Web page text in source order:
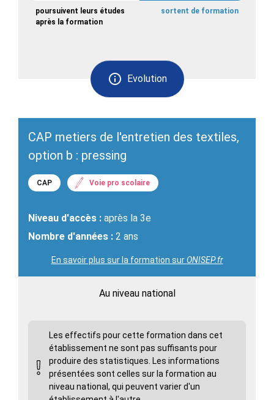
Evolution
poursuivent leurs études
après la formation
sortent de formation
CAP metiers de l'entretien des textiles,
option b : pressing
CAP Voie pro scolaire
Niveau d'accès : après la 3e
Nombre d'années : 2 ans
En savoir plus sur la formation surONISEP.fr
Au niveau national
Les effectifs pour cette formation dans cet
établissement ne sont pas suffisants pour
produire des statistiques. Les informations
présentées sont celles sur la formation au
niveau national, qui peuvent varier d'un